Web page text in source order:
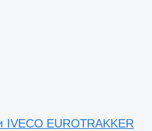
IVECO EUROTRAKKER